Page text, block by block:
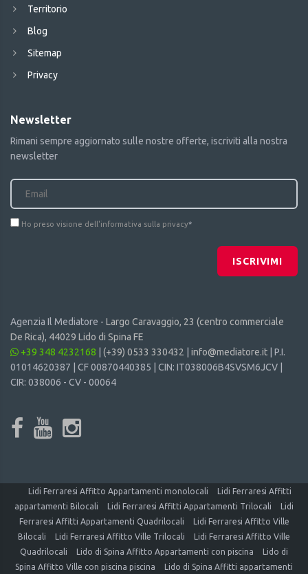
Territorio
Blog
Sitemap
Privacy
Newsletter
Rimani sempre aggiornato sulle nostre offerte, iscriviti alla nostra
newsletter
Ho preso visione dell'informativa sulla privacy*
ISCRIVIMI
Agenzia Il Mediatore - Largo Caravaggio, 23 (centro commerciale
De Rica), 44029 Lido di Spina FE
+39 348 4232168
(+39) 0533 330432 info@mediatore.it | P.I.
01014620387 | CF 00870440385 | CIN: IT038006B4SVSM6JCV |
CIR: 038006 - CV - 00064
Lidi Ferraresi Affitto Appartamenti monolocali
Lidi Ferraresi Affitti
appartamenti Bilocali
Lidi Ferraresi Affitti Appartamenti Trilocali
Lidi
Ferraresi Affitti Appartamenti Quadrilocali
Lidi Ferraresi Affitto Ville
Bilocali
Lidi Ferraresi Affitto Ville Trilocali
Lidi Ferraresi Affitto Ville
Quadrilocali
Lido di Spina Affitto Appartamenti con piscina
Lido di
Spina Affitto Ville con piscina piscina
Lido di Spina Affitti appartamenti